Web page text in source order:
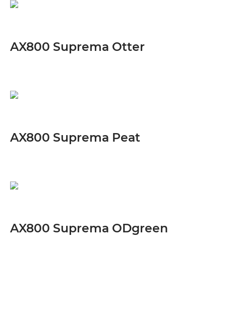
AX800 Suprema Otter
AX800 Suprema Peat
AX800 Suprema ODgreen